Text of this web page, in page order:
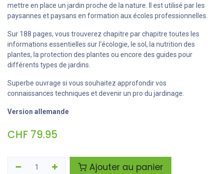
mettre en place un jardin proche de la nature. Il est utilisé par les
paysannes et paysans en formation aux écoles professionnelles.
Sur 188 pages, vous trouverez chapitre par chapitre toutes les
informations essentielles sur l'écologie, le sol, la nutrition des
plantes, la protection des plantes ou encore des guides pour
différents types de jardins.
Superbe ouvrage si vous souhaitez approfondir vos
connaissances techniques et devenir un pro du jardinage.
Version allemande
CHF 79.95
Ajouter au panier